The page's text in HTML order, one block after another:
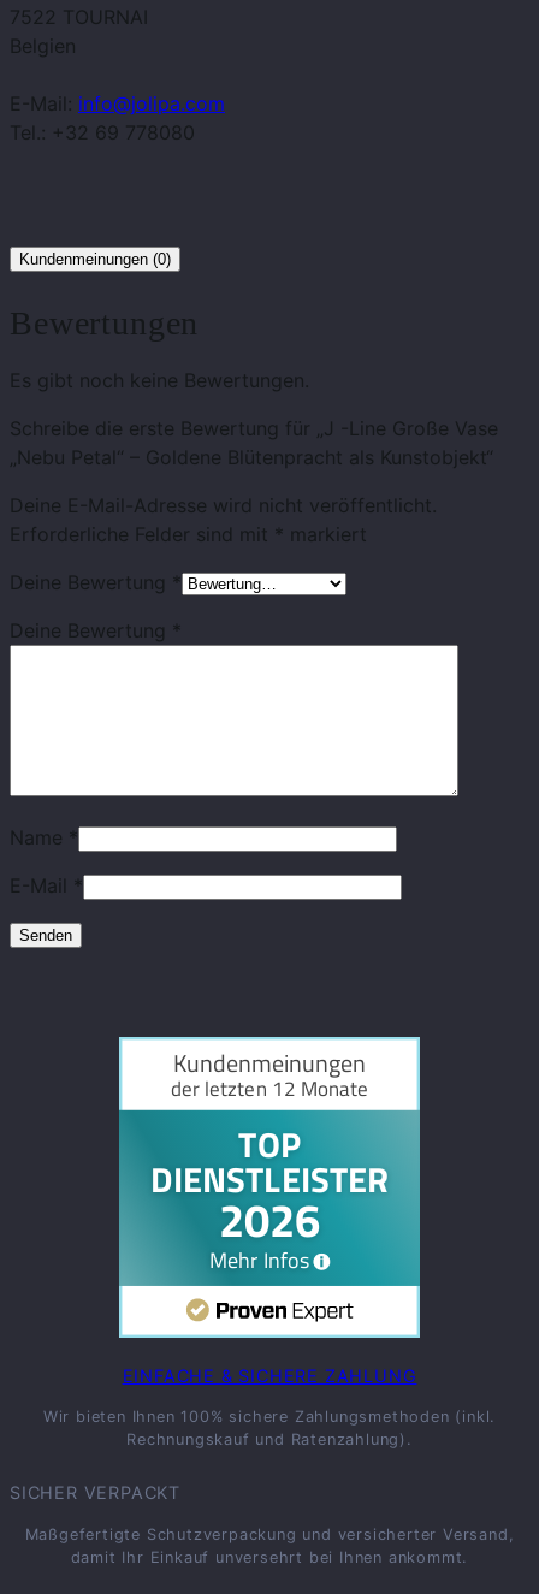
7522 TOURNAI
Belgien
E-Mail: info@jolipa.com
Tel.: +32 69 778080
Kundenmeinungen (0)
Bewertungen
Es gibt noch keine Bewertungen.
Schreibe die erste Bewertung für „J -Line Große Vase
„Nebu Petal“ – Goldene Blütenpracht als Kunstobjekt“
Deine E-Mail-Adresse wird nicht veröffentlicht.
Erforderliche Felder sind mit * markiert
Deine Bewertung *
Deine Bewertung *
Name *
E-Mail *
EINFACHE & SICHERE ZAHLUNG
Wir bieten Ihnen 100% sichere Zahlungsmethoden (inkl.
Rechnungskauf und Ratenzahlung).
SICHER VERPACKT
Maßgefertigte Schutzverpackung und versicherter Versand,
damit Ihr Einkauf unversehrt bei Ihnen ankommt.